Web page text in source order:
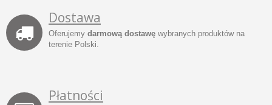
Dostawa
Oferujemy darmową dostawę wybranych produktów na
terenie Polski.
Płatności